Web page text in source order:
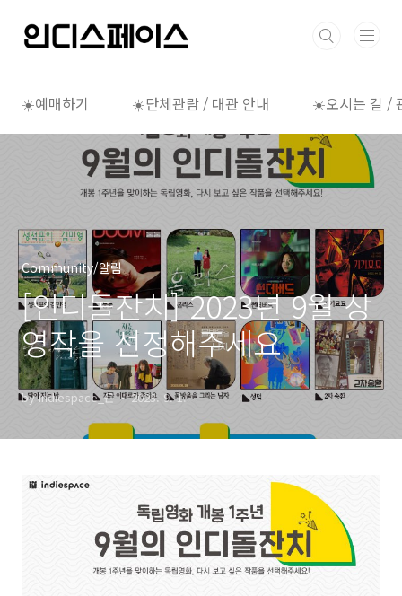
☀️예매하기 ☀️단체관람 / 대관 안내 ☀️오시는 길 /
Community/알림
[인디돌잔치] 2023년 9월 상
영작을 선정해주세요
by indiespace_은 2023. 9. 1.